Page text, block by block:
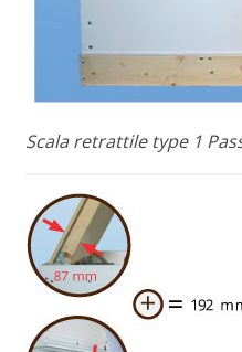
Scala retrattile type 1